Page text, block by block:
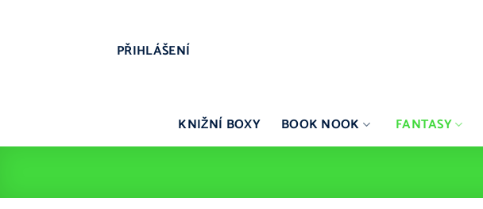
PŘIHLÁŠENÍ
KNIŽNÍ BOXY BOOK NOOK FANTASY